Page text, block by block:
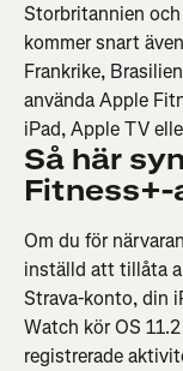
Storbritannien
kommer snart
Frankrike,
använda Apple
iPad, Apple TV
Så här
Om du för
inställd att tillåta
Strava-konto, din
Watch kör OS
registrerade